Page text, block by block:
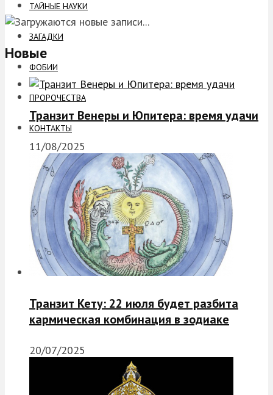
ТАЙНЫЕ НАУКИ
ЗАГАДКИ
ФОБИИ
ПРОРОЧЕСТВА
КОНТАКТЫ
Новые
Транзит Венеры и Юпитера: время удачи
11/08/2025
Транзит Кету: 22 июля будет разбита
кармическая комбинация в зодиаке
20/07/2025